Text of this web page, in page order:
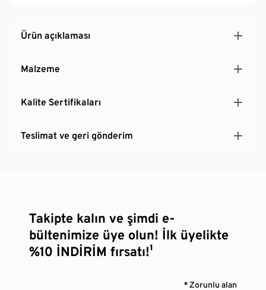
Ürün açıklaması
Malzeme
Kalite Sertifikaları
Teslimat ve geri gönderim
Takipte kalın ve şimdi e-
bültenimize üye olun! İlk üyelikte
%10 İNDİRİM fırsatı!¹
* Zorunlu alan